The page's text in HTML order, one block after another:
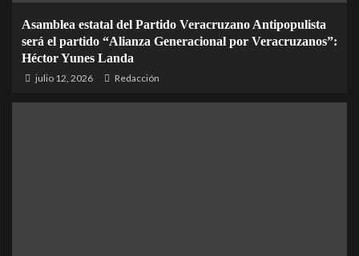
Asamblea estatal del Partido Veracruzano Antipopulista
será el partido “Alianza Generacional por Veracruzanos”:
Héctor Yunes Landa
julio 12, 2026 Redacción